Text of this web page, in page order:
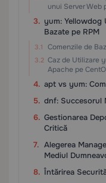
unui Server Web
yum: Yellowdog
Bazate pe RPM
Comenzile de
Caz de Utilizare
Apache pe
apt vs yum:
dnf: Succesorul
Gestionarea
Critică
Alegerea
Mediul
Întărirea